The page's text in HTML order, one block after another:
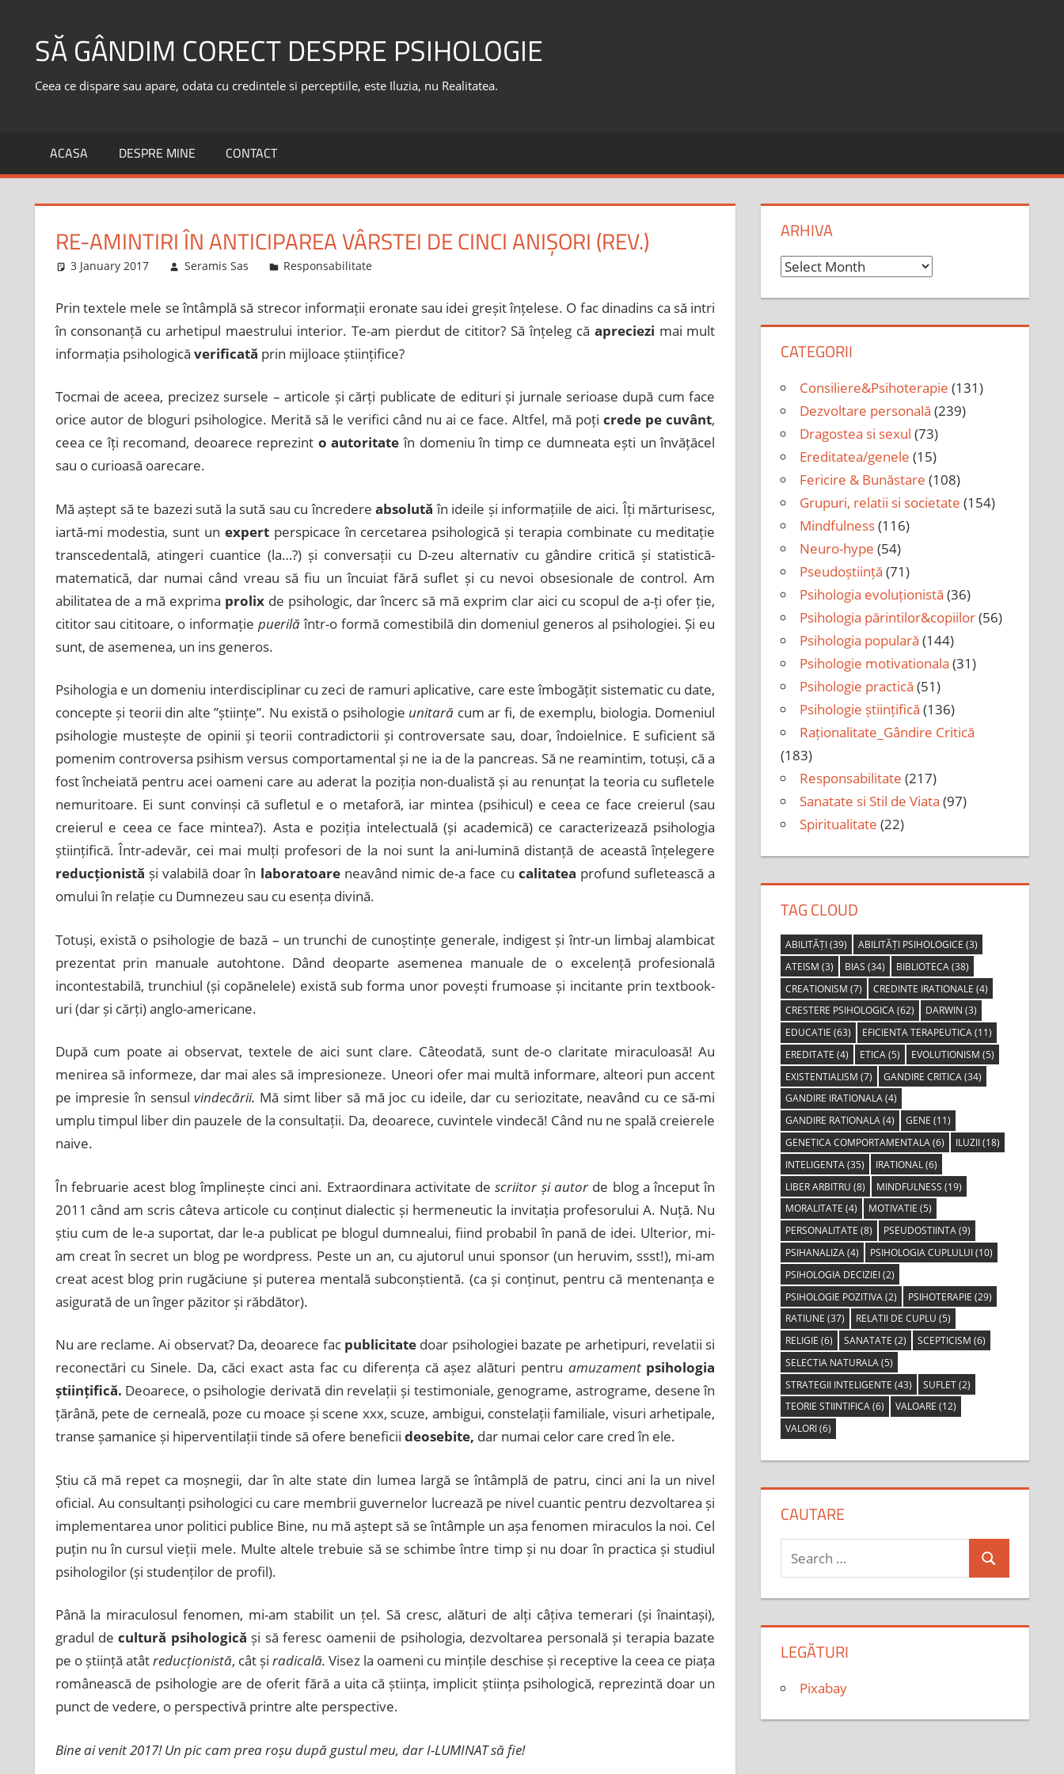
contentSĂ GÂNDIM CORECT DESPRE PSIHOLOGIE
Ceea ce dispare sau apare, odata cu credintele si perceptiile, este Iluzia, nu Realitatea.
ACASA DESPRE MINE CONTACT
RE-AMINTIRI ÎN ANTICIPAREA VÂRSTEI DE CINCI ANIȘORI (REV.)
3 January 2017 Seramis Sas Responsabilitate
Prin textele mele se întâmplă să strecor informații eronate sau idei greșit înțelese. O fac dinadins ca să intri
în consonanță cu arhetipul maestrului interior. Te-am pierdut de cititor? Să înțeleg că apreciezi mai mult
informația psihologică verificată prin mijloace științifice?
Tocmai de aceea, precizez sursele – articole și cărți publicate de edituri și jurnale serioase după cum face
orice autor de bloguri psihologice. Merită să le verifici când nu ai ce face. Altfel, mă poțicrede pe cuvânt,
ceea ce îți recomand, deoarece reprezint o autoritate în domeniu în timp ce dumneata ești un învățăcel
sau o curioasă oarecare.
Mă aștept să te bazezi sută la sută sau cu încredere absolută în ideile și informațiile de aici. Îți mărturisesc,
iartă-mi modestia, sunt un expert perspicace în cercetarea psihologică și terapia combinate cu meditație
transcedentală, atingeri cuantice (la…?) și conversații cu D-zeu alternativ cu gândire critică și statistică-
matematică, dar numai când vreau să fiu un încuiat fără suflet și cu nevoi obsesionale de control. Am
abilitatea de a mă exprima prolix de psihologic, dar încerc să mă exprim clar aici cu scopul de a-ți ofer ție,
cititor sau cititoare, o informațiepuerilăîntr-o formă comestibilă din domeniul generos al psihologiei. Și eu
sunt, de asemenea, un ins generos.
Psihologia e un domeniu interdisciplinar cu zeci de ramuri aplicative, care este îmbogățit sistematic cu date,
concepte și teorii din alte ”științe”. Nu există o psihologie unitară cum ar fi, de exemplu, biologia. Domeniul
psihologie mustește de opinii și teorii contradictorii și controversate sau, doar, îndoielnice. E suficient să
pomenim controversa psihism versus comportamental și ne ia de la pancreas. Să ne reamintim, totuși, că a
fost încheiată pentru acei oameni care au aderat la poziția non-dualistă și au renunțat la teoria cu sufletele
nemuritoare. Ei sunt convinși că sufletul e o metaforă, iar mintea (psihicul) e ceea ce face creierul (sau
creierul e ceea ce face mintea?). Asta e poziția intelectuală (și academică) ce caracterizează psihologia
științifică. Într-adevăr, cei mai mulți profesori de la noi sunt la ani-lumină distanță de această înțelegere
reducționistă și valabilă doar în laboratoareneavând nimic de-a face cu calitatea profund sufletească a
omului în relație cu Dumnezeu sau cu esența divină.
Totuși, există o psihologie de bază – un trunchi de cunoștințe generale, indigest și într-un limbaj alambicat
prezentat prin manuale autohtone. Dând deoparte asemenea manuale de o excelență profesională
incontestabilă, trunchiul (și copănelele) există sub forma unor povești frumoase și incitante prin textbook-
uri (dar și cărți) anglo-americane.
După cum poate ai observat, textele de aici sunt clare. Câteodată, sunt de-o claritate miraculoasă! Au
menirea să informeze, dar mai ales să impresioneze. Uneori ofer mai multă informare, alteori pun accent
pe impresie în sensulvindecării. Mă simt liber să mă joc cu ideile, dar cu seriozitate, neavând cu ce să-mi
umplu timpul liber din pauzele de la consultații. Da, deoarece, cuvintele vindecă! Când nu ne spală creierele
naive.
În februarie acest blog împlinește cinci ani. Extraordinara activitate descriitor și autor de blog a început în
2011 când am scris câteva articole cu conținut dialectic și hermeneutic la invitația profesorului A. Nuță. Nu
știu cum de le-a suportat, dar le-a publicat pe blogul dumnealui, fiind probabil în pană de idei. Ulterior, mi-
am creat în secret un blog pe wordpress. Peste un an, cu ajutorul unui sponsor (un heruvim, ssst!), mi-am
creat acest blog prin rugăciune și puterea mentală subconștientă. (ca și conținut, pentru că mentenanța e
asigurată de un înger păzitor și răbdător).
Nu are reclame. Ai observat? Da, deoarece fac publicitate doar psihologiei bazate pe arhetipuri, revelatii si
reconectări cu Sinele. Da, căci exact asta fac cu diferența că așez alături pentru amuzament psihologia
științifică. Deoarece, o psihologie derivată din revelații și testimoniale, genograme, astrograme, desene în
țărână, pete de cerneală, poze cu moace și scene xxx, scuze, ambigui, constelații familiale, visuri arhetipale,
transe șamanice și hiperventilații tinde să ofere beneficii deosebite, dar numai celor care cred în ele.
Știu că mă repet ca moșnegii, dar în alte state din lumea largă se întâmplă de patru, cinci ani la un nivel
oficial. Au consultanți psihologici cu care membrii guvernelor lucrează pe nivel cuantic pentru dezvoltarea și
implementarea unor politici publice Bine, nu mă aștept să se întâmple un așa fenomen miraculos la noi. Cel
puțin nu în cursul vieții mele. Multe altele trebuie să se schimbe între timp și nu doar în practica și studiul
psihologilor (și studenților de profil).
Până la miraculosul fenomen, mi-am stabilit un țel. Să cresc, alături de alți câțiva temerari (și înaintași),
gradul decultură psihologică și să feresc oamenii de psihologia, dezvoltarea personală și terapia bazate
pe o știință atâtreducționistă, cât și radicală. Visez la oameni cu mințile deschise și receptive la ceea ce piața
românească de psihologie are de oferit fără a uita că știința, implicit știința psihologică, reprezintă doar un
punct de vedere, o perspectivă printre alte perspective.
Bine ai venit 2017! Un pic cam prea roșu după gustul meu, dar I-LUMINAT să fie!
ARHIVA
Arhiva
CATEGORII
Consiliere&Psihoterapie (131)
Dezvoltare personală (239)
Dragostea si sexul (73)
Ereditatea/genele (15)
Fericire & Bunăstare (108)
Grupuri, relatii si societate (154)
Mindfulness(116)
Neuro-hype (54)
Pseudoștiință (71)
Psihologia evoluționistă (36)
Psihologia părintilor&copiilor(56)
Psihologia populară (144)
Psihologie motivationala (31)
Psihologie practică (51)
Psihologie științifică (136)
Raționalitate_Gândire Critică
(183)
Responsabilitate (217)
Sanatate si Stil de Viata (97)
Spiritualitate (22)
TAG CLOUD
ABILITĂȚI(39) ABILITĂȚI PSIHOLOGICE (3)
ATEISM (3) BIAS (34) BIBLIOTECA(38)
CREATIONISM (7) CREDINTE IRATIONALE (4)
CRESTERE PSIHOLOGICA(62) DARWIN (3)
EDUCATIE (63) EFICIENTA TERAPEUTICA(11)
EREDITATE (4) ETICA(5) EVOLUTIONISM (5)
EXISTENTIALISM (7) GANDIRE CRITICA(34)
GANDIRE IRATIONALA(4)
GANDIRE RATIONALA(4) GENE (11)
GENETICA COMPORTAMENTALA(6) ILUZII(18)
INTELIGENTA(35) IRATIONAL(6)
LIBER ARBITRU (8) MINDFULNESS (19)
MORALITATE (4) MOTIVATIE (5)
PERSONALITATE (8) PSEUDOSTIINTA(9)
PSIHANALIZA(4) PSIHOLOGIA CUPLULUI(10)
PSIHOLOGIA DECIZIEI(2)
PSIHOLOGIE POZITIVA(2) PSIHOTERAPIE (29)
RATIUNE (37) RELATII DE CUPLU (5)
RELIGIE (6) SANATATE (2) SCEPTICISM (6)
SELECTIA NATURALA(5)
STRATEGII INTELIGENTE (43) SUFLET(2)
TEORIE STIINTIFICA(6) VALOARE (12)
VALORI(6)
CAUTARE
Search
for:
Search
LEGĂTURI
Pixabay